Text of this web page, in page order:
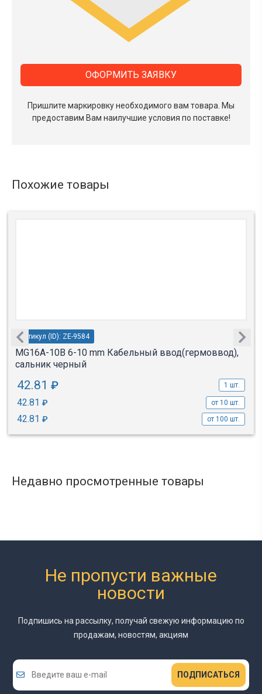
Пришлите маркировку необходимого вам товара. Мы
предоставим Вам наилучшие условия по поставке!
ОФОРМИТЬ ЗАЯВКУ
Похожие товары
Артикул (ID): ZE-9584
MG16A-10B 6-10 mm Кабельный ввод(гермоввод),
сальник черный
42.81 ₽ 1 шт.
42.81 ₽ от 10 шт.
42.81 ₽ от 100 шт.
Недавно просмотренные товары
Не пропусти важные
новости
Подпишись на рассылку, получай свежую информацию по
продажам, новостям, акциям
ПОДПИСАТЬСЯ